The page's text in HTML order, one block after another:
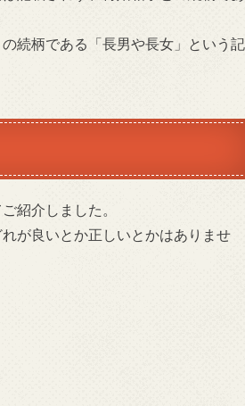
続柄である「長男や長女」という記
紹介しました。
が良いとか正しいとかはありませ